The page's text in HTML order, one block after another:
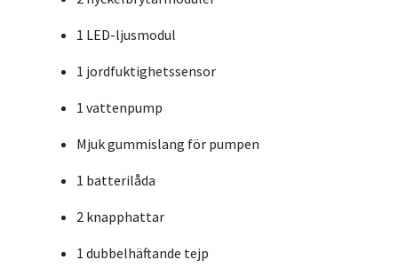
1 LED-ljusmodul
1 jordfuktighetssensor
1 vattenpump
Mjuk gummislang för pumpen
1 batterilåda
2 knapphattar
1 dubbelhäftande tejp